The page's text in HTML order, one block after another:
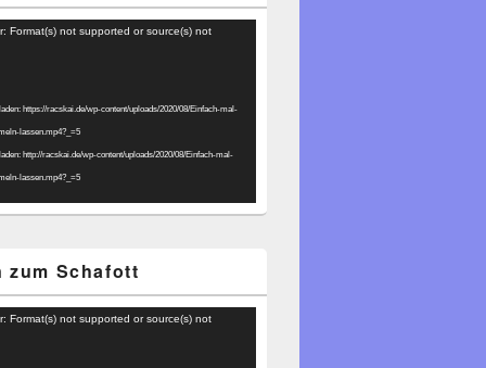
Format(s) not supported or source(s) not
https://racskai.de/wp-content/uploads/2020/08/Einfach-mal-
lassen.mp4?_=5
http://racskai.de/wp-content/uploads/2020/08/Einfach-mal-
lassen.mp4?_=5
zum Schafott
Format(s) not supported or source(s) not